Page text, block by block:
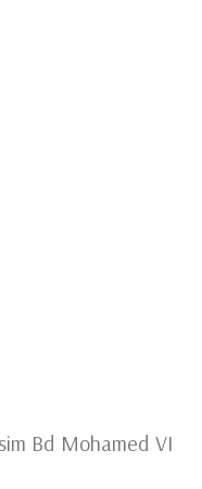
Bd Mohamed VI